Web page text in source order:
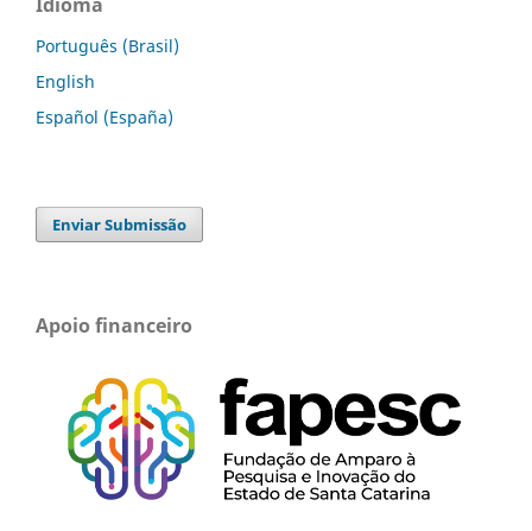
Português (Brasil)
English
Español (España)
Enviar Submissão
Apoio financeiro